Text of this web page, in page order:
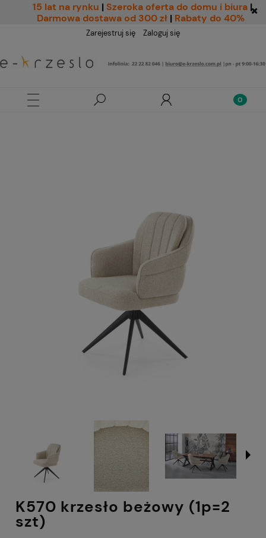
15 lat na rynku | Szeroka oferta do domu i biura |
Darmowa dostawa od 300 zł | Rabaty do 40%
Zarejestruj się Zaloguj się
K570 krzesło beżowy (1p=2
szt)